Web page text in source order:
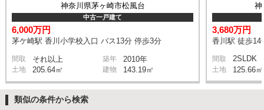
神奈川県茅ヶ崎市松風台
中古一戸建て
6,000万円
茅ケ崎駅 香川小学校入口 バス13分 停歩3分
間取 それ以上 築年 2010年
土地 205.64㎡ 建物 143.19㎡
神
3,680万円
香川駅 徒歩14
間取 2SLDK
土地 125.66㎡
類似の条件から検索